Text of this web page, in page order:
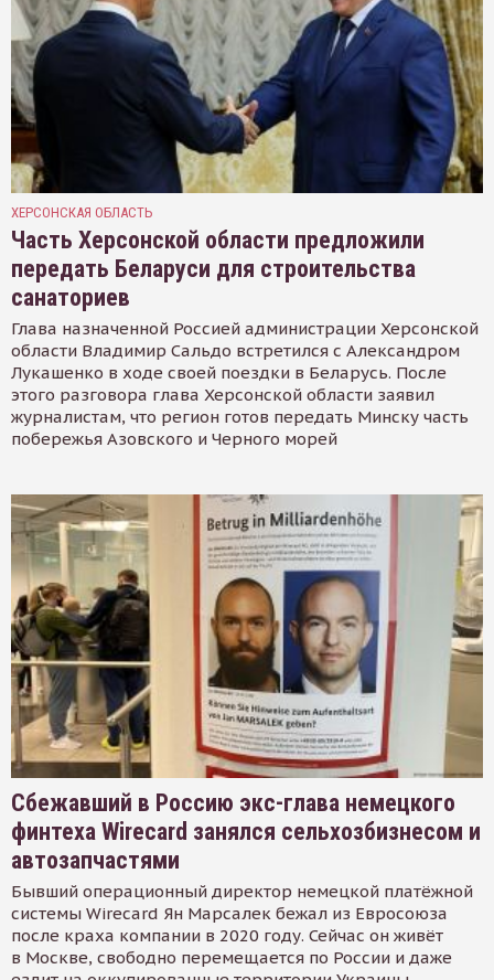
ХЕРСОНСКАЯ ОБЛАСТЬ
Часть Херсонской области предложили
передать Беларуси для строительства
санаториев
Глава назначенной Россией администрации Херсонской
области Владимир Сальдо встретился с Александром
Лукашенко в ходе своей поездки в Беларусь. После
этого разговора глава Херсонской области заявил
журналистам, что регион готов передать Минску часть
побережья Азовского и Черного морей
Сбежавший в Россию экс-глава немецкого
финтеха Wirecard занялся сельхозбизнесом и
автозапчастями
Бывший операционный директор немецкой платёжной
системы Wirecard Ян Марсалек бежал из Евросоюза
после краха компании в 2020 году. Сейчас он живёт
в Москве, свободно перемещается по России и даже